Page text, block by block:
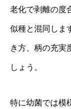
老化で剥離の度
似種と混同しま
き方、柄の充実
しょう。
特に幼菌では模